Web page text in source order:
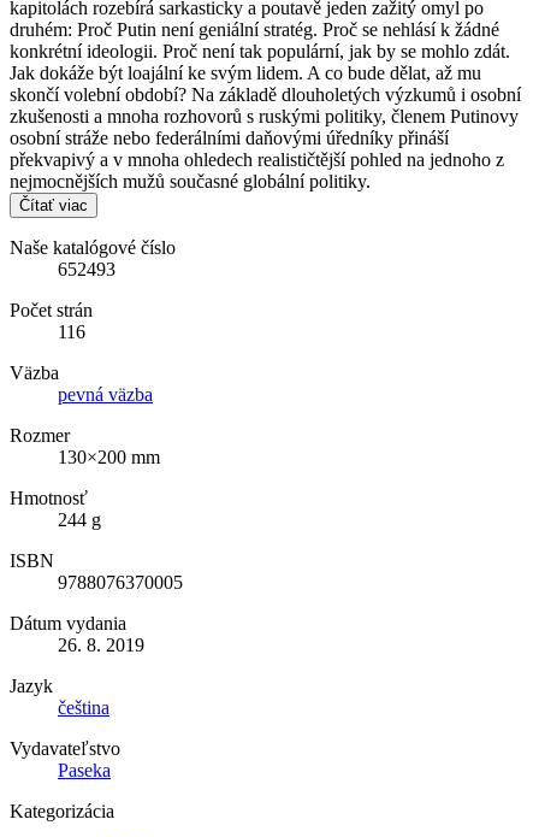
kapitolách rozebírá sarkasticky a poutavě jeden zažitý omyl po
druhém: Proč Putin není geniální stratég. Proč se nehlásí k žádné
konkrétní ideologii. Proč není tak populární, jak by se mohlo zdát.
Jak dokáže být loajální ke svým lidem. A co bude dělat, až mu
skončí volební období? Na základě dlouholetých výzkumů i osobní
zkušenosti a mnoha rozhovorů s ruskými politiky, členem Putinovy
osobní stráže nebo federálními daňovými úředníky přináší
překvapivý a v mnoha ohledech realističtější pohled na jednoho z
nejmocnějších mužů současné globální politiky.
Čítať viac
Naše katalógové číslo
652493
Počet strán
116
Väzba
pevná väzba
Rozmer
130×200 mm
Hmotnosť
244 g
ISBN
9788076370005
Dátum vydania
26. 8. 2019
Jazyk
čeština
Vydavateľstvo
Paseka
Kategorizácia